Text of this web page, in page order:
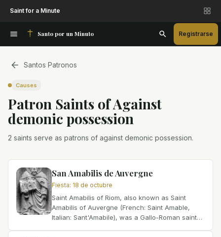
Saint for a Minute
Santo por un Minuto Registrarse
Santos Patronos
Causes
Patron Saints ofAgainst
demonic possession
2 saints serve as patrons of against demonic possession.
San Amabilis de Auvergne
Fiesta: 18 de octubre
Saint Amabilis of Riom, also known as Saint
Amabilis of Auvergne (French: Saint Amable,
Italian: Sant'Amabile), was a Gallo-Roman saint